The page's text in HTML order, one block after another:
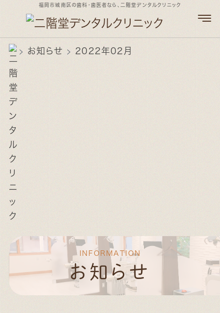
福岡市城南区の歯科・歯医者なら、二階堂デンタルクリニック
お知らせ 2022年02月
INFORMATION
お知らせ